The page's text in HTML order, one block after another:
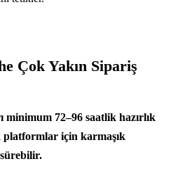
Çok Yakın Sipariş
minimum 72–96 saatlik hazırlık
için karmaşık